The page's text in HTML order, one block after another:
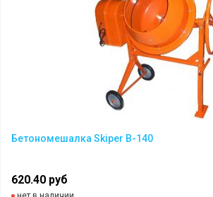
Бетономешалка Skiper B-140
620.40 руб